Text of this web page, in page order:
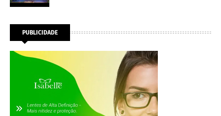
PUBLICIDADE